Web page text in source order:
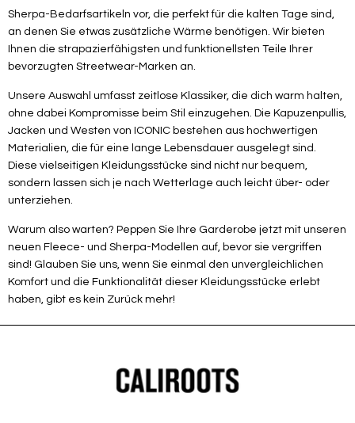
Sherpa-Bedarfsartikeln vor, die perfekt für die kalten Tage sind,
an denen Sie etwas zusätzliche Wärme benötigen. Wir bieten
Ihnen die strapazierfähigsten und funktionellsten Teile Ihrer
bevorzugten Streetwear-Marken an.
Unsere Auswahl umfasst zeitlose Klassiker, die dich warm halten,
ohne dabei Kompromisse beim Stil einzugehen. Die Kapuzenpullis,
Jacken und Westen von ICONIC bestehen aus hochwertigen
Materialien, die für eine lange Lebensdauer ausgelegt sind.
Diese vielseitigen Kleidungsstücke sind nicht nur bequem,
sondern lassen sich je nach Wetterlage auch leicht über- oder
unterziehen.
Warum also warten? Peppen Sie Ihre Garderobe jetzt mit unseren
neuen Fleece- und Sherpa-Modellen auf, bevor sie vergriffen
sind! Glauben Sie uns, wenn Sie einmal den unvergleichlichen
Komfort und die Funktionalität dieser Kleidungsstücke erlebt
haben, gibt es kein Zurück mehr!